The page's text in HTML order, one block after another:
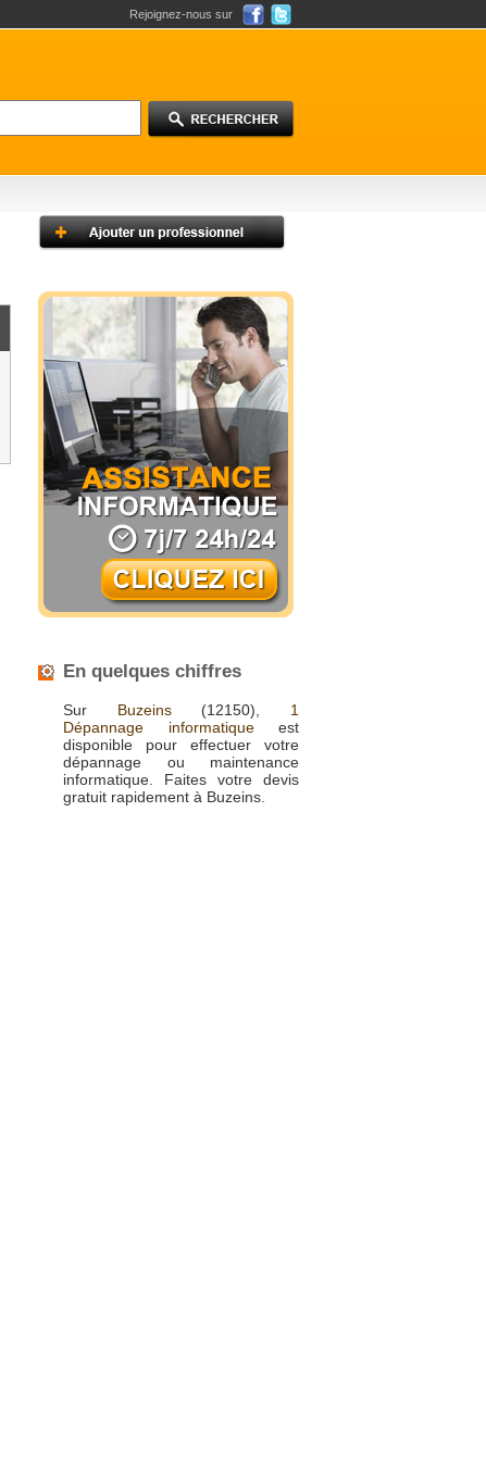
Rejoignez-nous sur
En quelques chiffres
Sur Buzeins(12150), 1
Dépannage informatiqueest
disponible pour effectuer votre
dépannage ou maintenance
informatique. Faites votre devis
gratuit rapidement à Buzeins.